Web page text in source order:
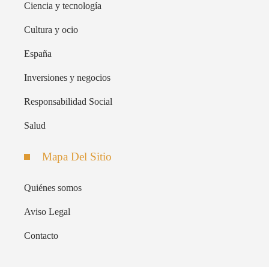
Ciencia y tecnología
Cultura y ocio
España
Inversiones y negocios
Responsabilidad Social
Salud
Mapa Del Sitio
Quiénes somos
Aviso Legal
Contacto